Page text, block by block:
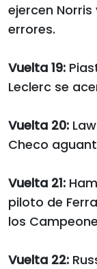
ejercen
errores.
Vuelta 19:
Leclerc se
Vuelta 20:
Checo
Vuelta 21:
piloto de
los
Vuelta 22: